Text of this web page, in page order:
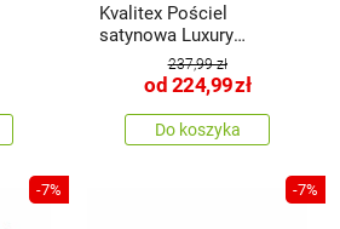
Kvalitex Pościel
satynowa Luxury
collection237,99 zł
od 224,99zł
Do koszyka
-7% -7%